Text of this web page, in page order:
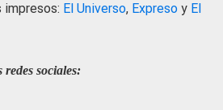
impresos: El Universo, Expreso y El
redes sociales: